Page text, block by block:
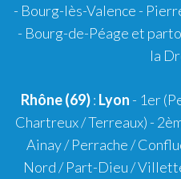
- Bourg-lès-Valence -
- Bourg-de-Péage et
la
Rhône (69): Lyon - 1er
Chartreux / Terreaux) -
Ainay / Perrache /
Nord / Part-Dieu /